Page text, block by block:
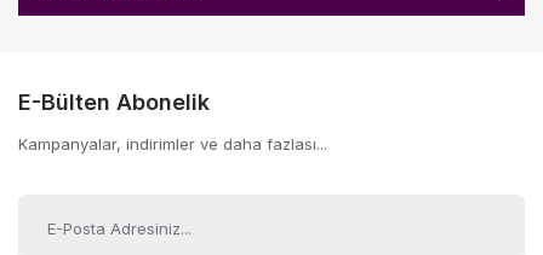
E-Bülten Abonelik
Kampanyalar, indirimler ve daha fazlası...